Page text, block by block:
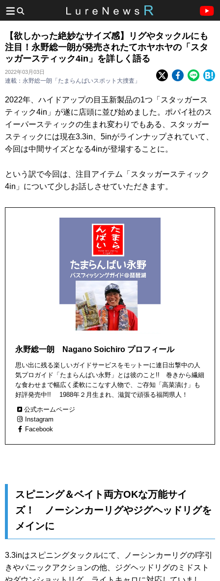
【欲しかった絶妙なサイズ感】リグやタックルにも
注目！永野総一朗が発売されたてホヤホヤの「スタ
ッガースティック4in」を詳しく語る
2022年03月03日
連載：永野総一朗「たまらんばいスポット大捜査」
2022年、ハイドアップの目玉新製品の1つ「スタッガース
ティック4in」が遂に店頭に並び始めました。ポパイ社のス
イーパースティックの生まれ変わりでもある、スタッガー
スティックには現在3.3in、5inがラインナップされていて、
今回は中間サイズとなる4inが登場することに。
という訳で今回は、注目アイテム「スタッガースティック
4in」について少しお話しさせていただきます。
永野総一朗 Nagano Soichiro プロフィール
思い出に残る楽しいガイドサービスをモットーに連日出撃中の人
気プロガイド「たまらんばい永野」とは彼のこと!! 巻きから繊細
な食わせまで幅広く柔軟にこなす人物で、ご存知「高菜漬け」も
好評発売中!! 1988年２月生まれ、滋賀で頑張る福岡県人！
公式ホームページ
Instagram
Facebook
スピニング＆ベイト両方OKな万能サイ
ズ！ ノーシンカーリグやジグヘッドリグを
メインに
3.3inはスピニングタックルにて、ノーシンカーリグのI字引
きやパニックアクションの他、ジグヘッドリグのミドスト